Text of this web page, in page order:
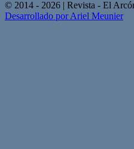
© 2014 - 2026 | Revista - El
Desarrollado por Ariel Meunier